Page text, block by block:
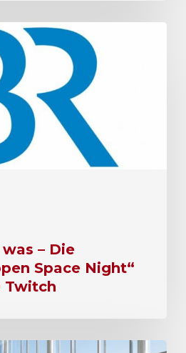
– Die
Space Night“
Twitch